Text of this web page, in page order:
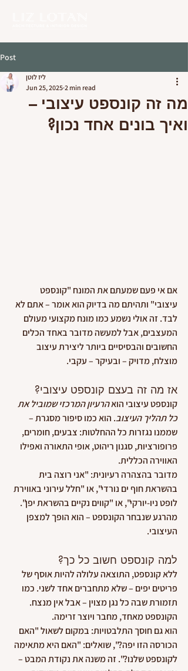
Post
מה זה קונספט עיצובי –
ואיך בונים אחד נכון?
ליז לוטן
Jun 25, 2025 2 min read
אם אי פעם שמעתם את המונח "קונספט
עיצובי" ותהיתם מה בדיוק הוא אומר – אתם לא
לבד. זה אולי נשמע כמו מונח מקצועי מעולם
המעצבים, אבל למעשה מדובר באחד הכלים
החשובים והבסיסיים ביותר ליצירת עיצוב
מוצלח, מדויק – ובעיקר – עקבי.
אז מה זה בעצם קונספט עיצובי?
קונספט עיצובי הוא הרעיון המרכזי שמוביל את
כל תהליך העיצוב. הוא כמו סיפור מסגרת –
שממנו נגזרות כל ההחלטות: צבעים, חומרים,
פרופורציות, סגנון ריהוט, אופי התאורה ואפילו
האווירה הכללית.
מדובר בהצהרה רעיונית: "אני רוצה בית
בהשראת חוף ים נורדי", או "חלל עירוני באווירת
לופט ניו-יורקי", או "קווים נקיים בהשראת יפן".
מהרגע שנבחר הקונספט – הוא הופך למצפן
העיצובי.
למה קונספט חשוב כל כך?
ללא קונספט, התוצאה עלולה להיות אוסף של
פריטים יפים – שלא מתחברים אחד לשני. כמו
תזמורת שבה כל נגן מצוין – אבל אין מנצח.
הקונספט מאחד, מחבר ויוצר זרימה.
הוא גם חוסך התלבטויות: במקום לשאול "האם
הכורסה הזו יפה?", שואלים: "האם היא מתאימה
לקונספט שלנו?". זה משנה את נקודת המבט –